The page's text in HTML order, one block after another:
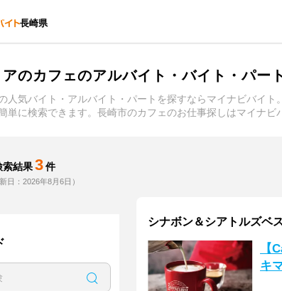
長崎県
のカフェのアルバイト・バイト・パー
人気バイト・アルバイト・パートを探すならマイナビバイ
単に検索できます。長崎市のカフェのお仕事探しはマイナビ
索結果 3 件
日：2026年8月6日）
シナボン＆シアトルズ
【
キ